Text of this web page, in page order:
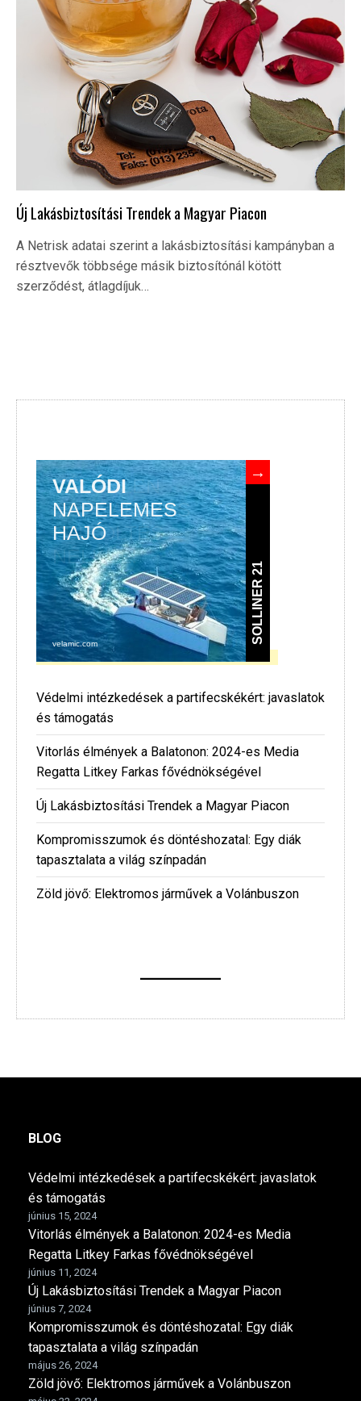
Új Lakásbiztosítási Trendek a Magyar Piacon
A Netrisk adatai szerint a lakásbiztosítási kampányban a
résztvevők többsége másik biztosítónál kötött
szerződést, átlagdíjuk…
Védelmi intézkedések a partifecskékért: javaslatok
és támogatás
Vitorlás élmények a Balatonon: 2024-es Media
Regatta Litkey Farkas fővédnökségével
Új Lakásbiztosítási Trendek a Magyar Piacon
Kompromisszumok és döntéshozatal: Egy diák
tapasztalata a világ színpadán
Zöld jövő: Elektromos járművek a Volánbuszon
BLOG
Védelmi intézkedések a partifecskékért: javaslatok
és támogatás
június 15, 2024
Vitorlás élmények a Balatonon: 2024-es Media
Regatta Litkey Farkas fővédnökségével
június 11, 2024
Új Lakásbiztosítási Trendek a Magyar Piacon
június 7, 2024
Kompromisszumok és döntéshozatal: Egy diák
tapasztalata a világ színpadán
május 26, 2024
Zöld jövő: Elektromos járművek a Volánbuszon